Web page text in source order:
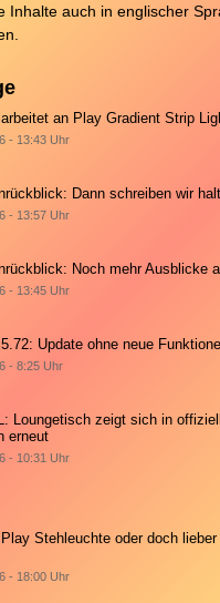
Inhalte auch in englischer
an Play Gradient Strip
- 13:43 Uhr
Dann schreiben wir
- 13:57 Uhr
Noch mehr Ausblicke
- 13:45 Uhr
Update ohne neue
- 8:25 Uhr
Loungetisch zeigt sich in
erneut
- 10:31 Uhr
Stehleuchte oder doch
- 18:00 Uhr